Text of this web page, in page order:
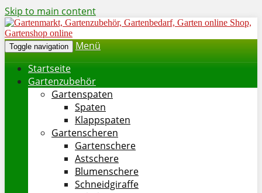
Skip to main content
Toggle navigation
Menü
Startseite
Gartenzubehör
Gartenspaten
Spaten
Klappspaten
Gartenscheren
Gartenschere
Astschere
Blumenschere
Schneidgiraffe